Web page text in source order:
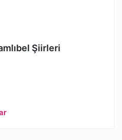
Şiirleri